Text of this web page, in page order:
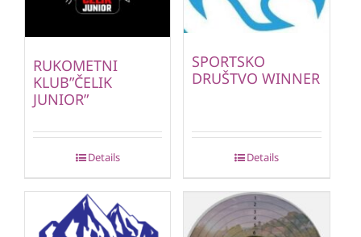
RUKOMETNI
KLUB”ČELIK
JUNIOR”
Details
SPORTSKO
DRUŠTVO WINNER
Details